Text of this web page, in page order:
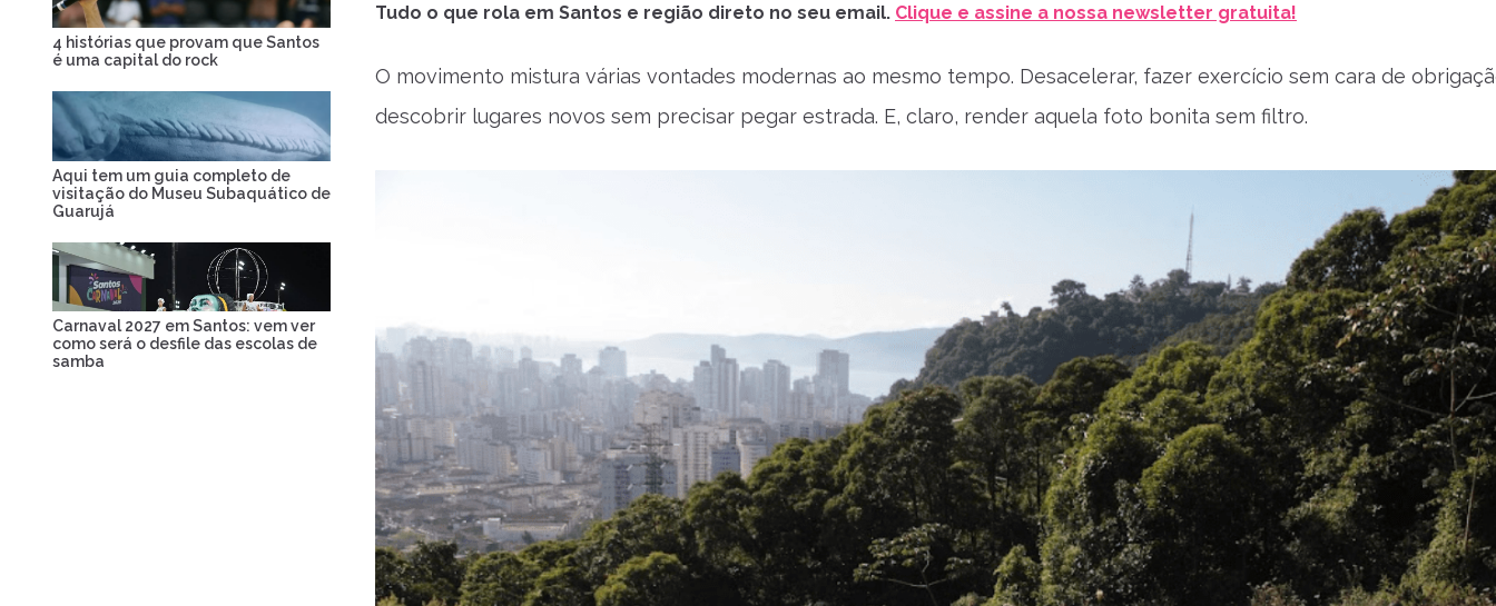
Tudo o que rola em Santos e região direto no seu email. Clique e assine a nossa newsletter gratuita!
O movimento mistura várias vontades modernas ao mesmo tempo. Desacelerar, fazer exercício sem cara de
descobrir lugares novos sem precisar pegar estrada. E, claro, render aquela foto bonita sem filtro.
4 histórias que provam que Santos
é uma capital do rock
Aqui tem um guia completo de
visitação do Museu Subaquático de
Guarujá
Carnaval 2027 em Santos: vem ver
como será o desfile das escolas de
samba